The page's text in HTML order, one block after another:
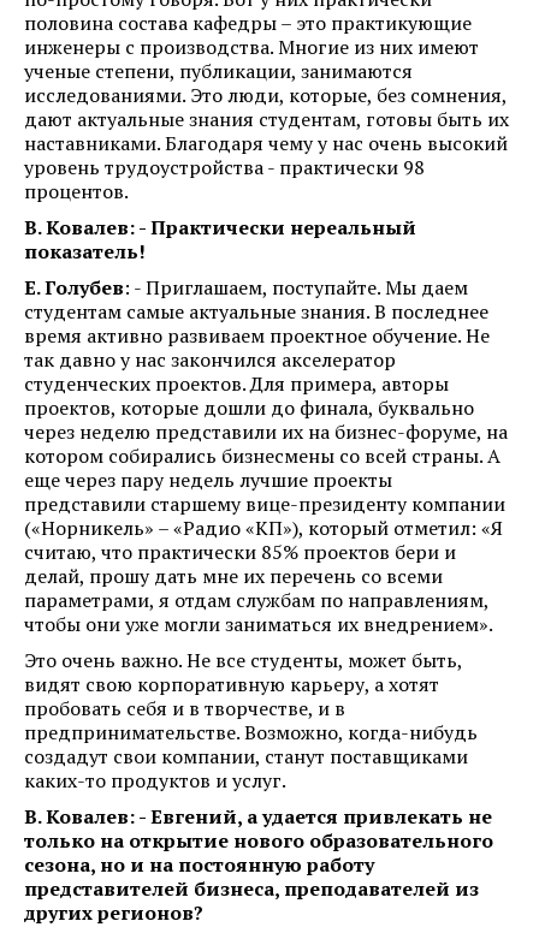
половина состава кафедры – это практикующие
инженеры с производства. Многие из них имеют
ученые степени, публикации, занимаются
исследованиями. Это люди, которые, без сомнения,
дают актуальные знания студентам, готовы быть их
наставниками. Благодаря чему у нас очень высокий
уровень трудоустройства - практически 98
процентов.
В. Ковалев: - Практически нереальный
показатель!
Е. Голубев: - Приглашаем, поступайте. Мы даем
студентам самые актуальные знания. В последнее
время активно развиваем проектное обучение. Не
так давно у нас закончился акселератор
студенческих проектов. Для примера, авторы
проектов, которые дошли до финала, буквально
через неделю представили их на бизнес-форуме, на
котором собирались бизнесмены со всей страны. А
еще через пару недель лучшие проекты
представили старшему вице-президенту компании
(«Норникель» – «Радио «КП»), который отметил: «Я
считаю, что практически 85% проектов бери и
делай, прошу дать мне их перечень со всеми
параметрами, я отдам службам по направлениям,
чтобы они уже могли заниматься их внедрением».
Это очень важно. Не все студенты, может быть,
видят свою корпоративную карьеру, а хотят
пробовать себя и в творчестве, и в
предпринимательстве. Возможно, когда-нибудь
создадут свои компании, станут поставщиками
каких-то продуктов и услуг.
В. Ковалев: - Евгений, а удается привлекать не
только на открытие нового образовательного
сезона, но и на постоянную работу
представителей бизнеса, преподавателей из
других регионов?